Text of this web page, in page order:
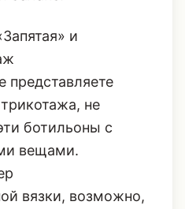
и
представляете
не
ботильоны с
вещами.
вязки, возможно,